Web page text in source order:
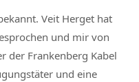
Veit Herget hat
und mir von
der Frankenberg Kabel
und eine